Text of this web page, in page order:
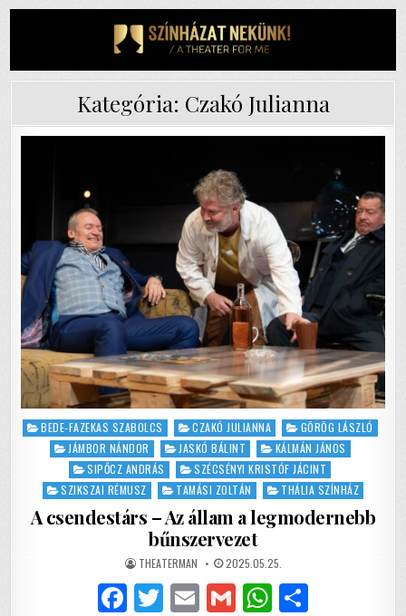
Kategória: Czakó Julianna
Posted
BEDE-FAZEKAS SZABOLCS CZAKÓ JULIANNA
GÖRÖG LÁSZLÓ
JÁMBOR NÁNDOR
JASKÓ BÁLINT
KÁLMÁN JÁNOS
SIPŐCZ ANDRÁS
SZÉCSÉNYI KRISTÓF JÁCINT
SZIKSZAI RÉMUSZ
TAMÁSI ZOLTÁN THÁLIA SZÍNHÁZ
A csendestárs – Az állam a legmodernebb
bűnszervezet
AUTHOR:
THEATERMAN PUBLISHED
DATE:
2025.05.25.
F T E G W